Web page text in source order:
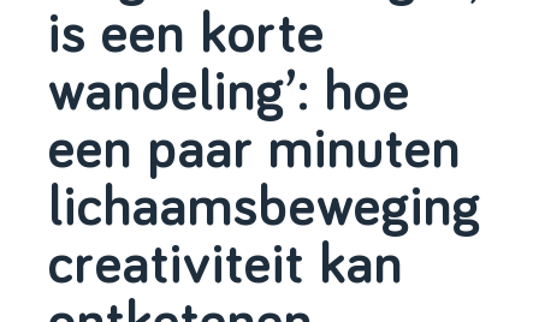
is een korte
wandeling’: hoe
een paar minuten
lichaamsbeweging
creativiteit kan